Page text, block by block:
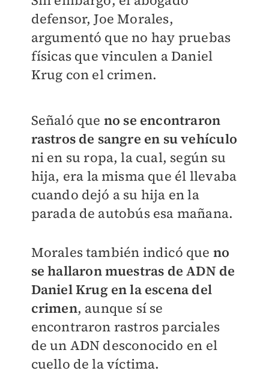
defensor, Joe Morales,
argumentó que no hay pruebas
físicas que vinculen a Daniel
Krug con el crimen.
Señaló que no se encontraron
rastros de sangre en su vehículo
ni en su ropa, la cual, según su
hija, era la misma que él llevaba
cuando dejó a su hija en la
parada de autobús esa mañana.
Morales también indicó que no
se hallaron muestras de ADN de
Daniel Krug en la escena del
crimen, aunque sí se
encontraron rastros parciales
de un ADN desconocido en el
cuello de la víctima.